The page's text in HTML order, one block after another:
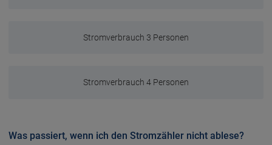
Stromverbrauch 3 Personen
Stromverbrauch 4 Personen
Was passiert, wenn ich den Stromzähler nicht ablese?